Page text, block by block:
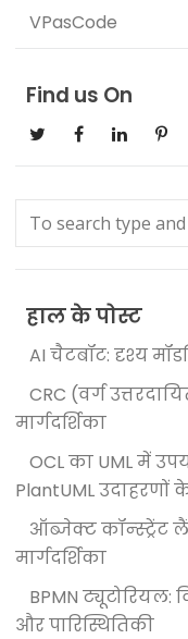
VPasCode
Find us On
हाल के पोस्ट
AI चैटबॉट: दृश्य
CRC (वर्ग
मार्गदर्शिका
OCL का UML में
PlantUML उदाहरणों
ऑब्जेक्ट कॉन्स्ट्रेंट
मार्गदर्शिका
BPMN
और पारिस्थितिकी